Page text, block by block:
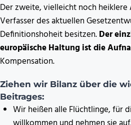
Der zweite, vielleicht noch
Verfasser des aktuellen
Definitionshoheit besitzen.Der
europäische Haltung ist die
Kompensation.
Ziehen wir Bilanz über die
Beitrages:
Wir heißen alle Flüchtlinge, für